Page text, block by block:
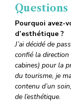
Pourquoi avez-
d’esthétique ?
J’ai décidé de
confié la direction
cabines) pour la
du tourisme, je
contenu d’un
de l’esthétique.